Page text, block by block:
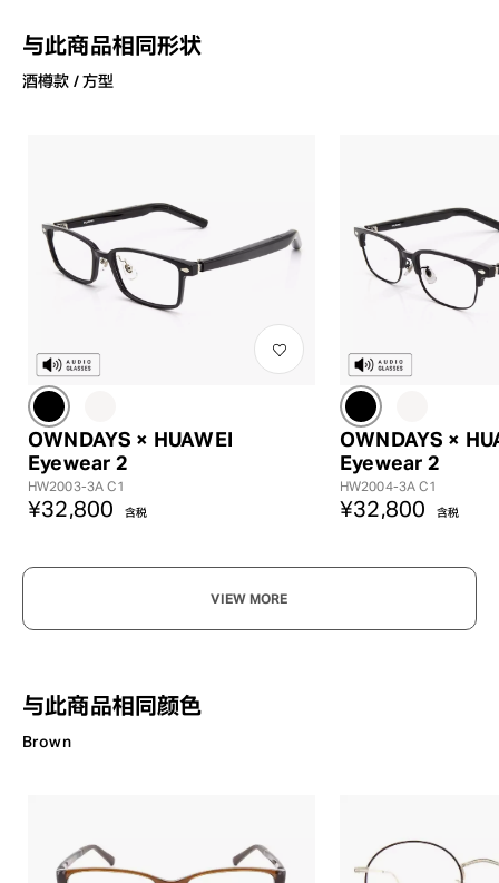
与此商品相同形状
酒樽款 / 方型
OWNDAYS × HUAWEI
Eyewear 2
HW2003-3A C1
¥32,800 含税
OWNDAYS ×
Eyewear 2
HW2004-3A C1
¥32,800 含税
VIEW MORE
与此商品相同颜色
Brown